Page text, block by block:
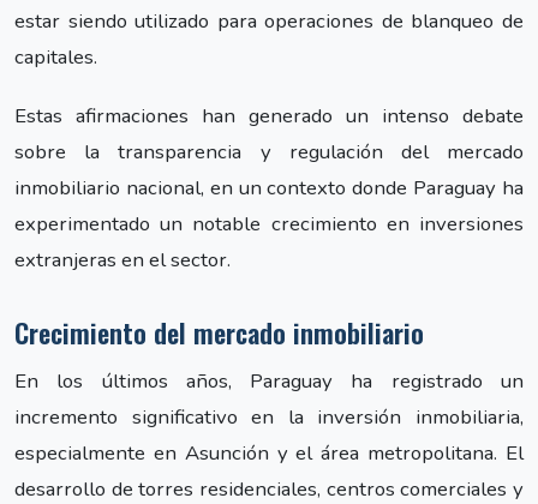
estar siendo utilizado para operaciones de blanqueo de
capitales.
Estas afirmaciones han generado un intenso debate
sobre la transparencia y regulación del mercado
inmobiliario nacional, en un contexto donde Paraguay ha
experimentado un notable crecimiento en inversiones
extranjeras en el sector.
Crecimiento del mercado inmobiliario
En los últimos años, Paraguay ha registrado un
incremento significativo en la inversión inmobiliaria,
especialmente en Asunción y el área metropolitana. El
desarrollo de torres residenciales, centros comerciales y